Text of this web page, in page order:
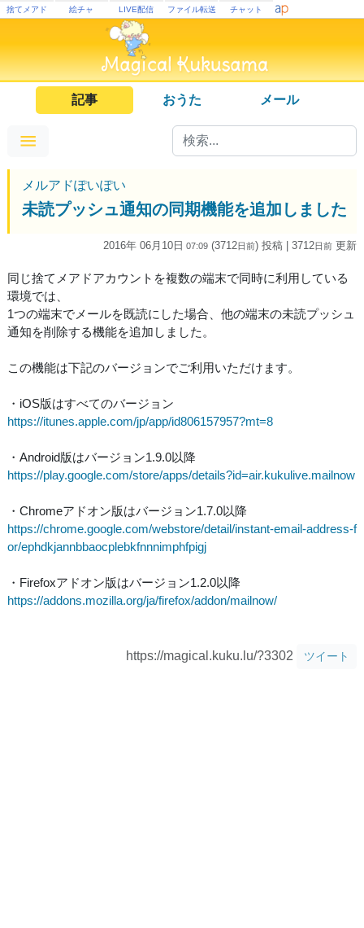
捨てメアド 絵チャ LIVE配信 ファイル転送 チャット
記事 おうた メール
メルアドぽいぽい
未読プッシュ通知の同期機能を追加しました
2016年 06月10日 07:09 (3712日前) 投稿 | 3712日前 更新
同じ捨てメアドアカウントを複数の端末で同時に利用している
環境では、
1つの端末でメールを既読にした場合、他の端末の未読プッシュ
通知を削除する機能を追加しました。
この機能は下記のバージョンでご利用いただけます。
・iOS版はすべてのバージョン
https://itunes.apple.com/jp/app/id806157957?mt=8
・Android版はバージョン1.9.0以降
https://play.google.com/store/apps/details?id=air.kukulive.mailnow
・Chromeアドオン版はバージョン1.7.0以降
https://chrome.google.com/webstore/detail/instant-email-address-f
or/ephdkjannbbaocplebkfnnnimphfpigj
・Firefoxアドオン版はバージョン1.2.0以降
https://addons.mozilla.org/ja/firefox/addon/mailnow/
https://magical.kuku.lu/?3302 ツイート